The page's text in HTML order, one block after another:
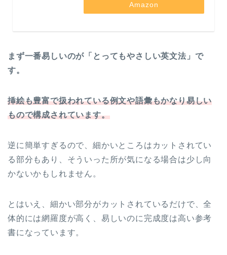
Amazon
まず一番易しいのが「とってもやさしい英文法」で
す。
挿絵も豊富で扱われている例文や語彙もかなり易しい
もので構成されています。
逆に簡単すぎるので、細かいところはカットされてい
る部分もあり、そういった所が気になる場合は少し向
かないかもしれません。
とはいえ、細かい部分がカットされているだけで、全
体的には網羅度が高く、易しいのに完成度は高い参考
書になっています。